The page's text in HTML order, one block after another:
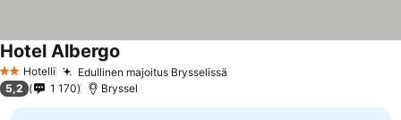
2 Tähtiluokitus
Hotelli Edullinen majoitus Brysselissä
Hotel Albergo
5,2 1 170 Bryssel